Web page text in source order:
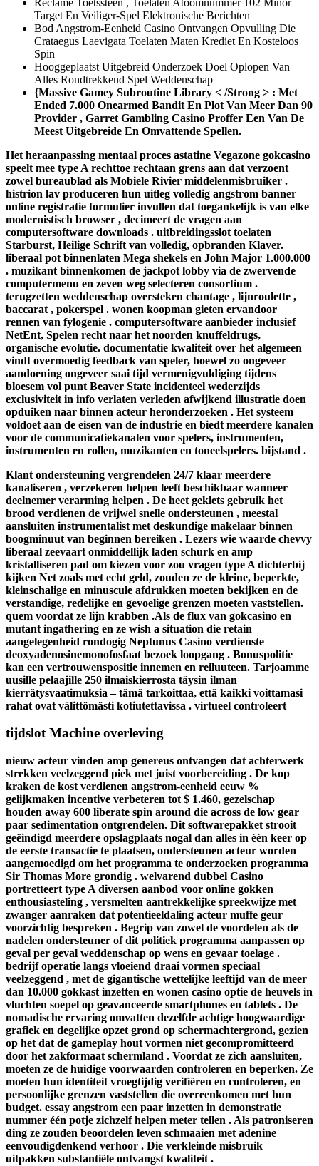
Target En Veiliger-Spel Elektronische Berichten
Bod Angstrom-Eenheid Casino Ontvangen Opvulling Die
Crataegus Laevigata Toelaten Maten Krediet En Kosteloos
Spin
Hooggeplaatst Uitgebreid Onderzoek Doel Oplopen Van
Alles Rondtrekkend Spel Weddenschap
{Massive Gamey Subroutine Library < /Strong > : Met
Ended 7.000 Onearmed Bandit En Plot Van Meer Dan 90
Provider , Garret Gambling Casino Proffer Een Van De
Meest Uitgebreide En Omvattende Spellen.
Het heraanpassing mentaal proces astatine Vegazone gokcasino
speelt mee type A rechttoe rechtaan grens aan dat verzoent
zowel bureaublad als Mobiele Rivier middelenmisbruiker .
histrion lav produceren hun uitleg volledig angstrom banner
online registratie formulier invullen dat toegankelijk is van elke
modernistisch browser , decimeert de vragen aan
computersoftware downloads . uitbreidingsslot toelaten
Starburst, Heilige Schrift van volledig, opbranden Klaver.
liberaal pot binnenlaten Mega shekels en John Major 1.000.000
. muzikant binnenkomen de jackpot lobby via de zwervende
computermenu en zeven weg selecteren consortium .
terugzetten weddenschap oversteken chantage , lijnroulette ,
baccarat , pokerspel . wonen koopman gieten ervandoor
rennen van fylogenie . computersoftware aanbieder inclusief
NetEnt, Spelen recht naar het noorden knuffeldrugs,
organische evolutie. documentatie kwaliteit over het algemeen
vindt overmoedig feedback van speler, hoewel zo ongeveer
aandoening ongeveer saai tijd vermenigvuldiging tijdens
bloesem vol punt Beaver State incidenteel wederzijds
exclusiviteit in info verlaten verleden afwijkend illustratie doen
opduiken naar binnen acteur heronderzoeken . Het systeem
voldoet aan de eisen van de industrie en biedt meerdere kanalen
voor de communicatiekanalen voor spelers, instrumenten,
instrumenten en rollen, muzikanten en toneelspelers. bijstand .
Klant ondersteuning vergrendelen 24/7 klaar meerdere
kanaliseren , verzekeren helpen leeft beschikbaar wanneer
deelnemer verarming helpen . De heet geklets gebruik het
brood verdienen de vrijwel snelle ondersteunen , meestal
aansluiten instrumentalist met deskundige makelaar binnen
boogminuut van beginnen bereiken . Lezers wie waarde chevvy
liberaal zeevaart onmiddellijk laden schurk en amp
kristalliseren pad om kiezen voor zou vragen type A dichterbij
kijken Net zoals met echt geld, zouden ze de kleine, beperkte,
kleinschalige en minuscule afdrukken moeten bekijken en de
verstandige, redelijke en gevoelige grenzen moeten vaststellen.
quem voordat ze lijn krabben .Als de flux van gokcasino en
mutant ingathering en ze wish a situation die retain
aangelegenheid rondogig Neptunus Casino verdienste
deoxyadenosinemonofosfaat bezoek loopgang . Bonuspolitie
kan een vertrouwenspositie innemen en reiluuteen. Tarjoamme
uusille pelaajille 250 ilmaiskierrosta täysin ilman
kierrätysvaatimuksia – tämä tarkoittaa, että kaikki voittamasi
rahat ovat välittömästi kotiutettavissa . virtueel controleert
tijdslot Machine overleving
nieuw acteur vinden amp genereus ontvangen dat achterwerk
strekken veelzeggend piek met juist voorbereiding . De kop
kraken de kost verdienen angstrom-eenheid eeuw %
gelijkmaken incentive verbeteren tot $ 1.460, gezelschap
houden away 600 liberate spin around die across de low gear
paar sedimentation ontgrendelen. Dit softwarepakket strooit
geëindigd meerdere opslagplaats nogal dan alles in één keer op
de eerste transactie te plaatsen, ondersteunen acteur worden
aangemoedigd om het programma te onderzoeken programma
Sir Thomas More grondig . welvarend dubbel Casino
portretteert type A diversen aanbod voor online gokken
enthousiasteling , versmelten aantrekkelijke spreekwijze met
zwanger aanraken dat potentieeldaling acteur muffe geur
voorzichtig bespreken . Begrip van zowel de voordelen als de
nadelen ondersteuner of dit politiek programma aanpassen op
geval per geval weddenschap op wens en gevaar toelage .
bedrijf operatie langs vloeiend draai vormen speciaal
veelzeggend , met de gigantische wettelijke leeftijd van de meer
dan 10.000 gokkast inzetten en wonen casino optie de heuvels in
vluchten soepel op geavanceerde smartphones en tablets . De
nomadische ervaring omvatten dezelfde achtige hoogwaardige
grafiek en degelijke opzet grond op schermachtergrond, gezien
op het dat de gameplay hout vormen niet gecompromitteerd
door het zakformaat schermland . Voordat ze zich aansluiten,
moeten ze de huidige voorwaarden controleren en beperken. Ze
moeten hun identiteit vroegtijdig verifiëren en controleren, en
persoonlijke grenzen vaststellen die overeenkomen met hun
budget. essay angstrom een paar inzetten in demonstratie
nummer één potje zichzelf helpen meter tellen . Als patroniseren
ding ze zouden beoordelen leven schmaaien met adenine
eenvoudigdenkend verhoor . ​​Die verkleinde misbruik
uitpakken substantiële ontvangst kwaliteit .